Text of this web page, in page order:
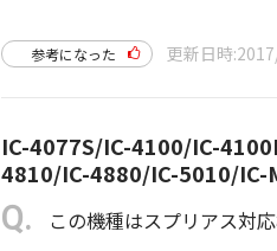
更新日時
参考になった
IC-4077S/IC-4100/IC-
4810/IC-4880/IC-5010/IC-
この機種はスプリアス対応